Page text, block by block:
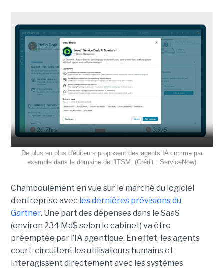
De plus en plus d'éditeurs proposent des agents IA comme par
exemple dans le domaine de l'ITSM. (Crédit : ServiceNow)
Chamboulement en vue sur le marché du logiciel
d’entreprise avec les dernières prévisions du
Gartner. Une part des dépenses dans le SaaS
(environ 234 Md$ selon le cabinet) va être
préemptée par l’IA agentique. En effet, les agents
court-circuitent les utilisateurs humains et
interagissent directement avec les systèmes